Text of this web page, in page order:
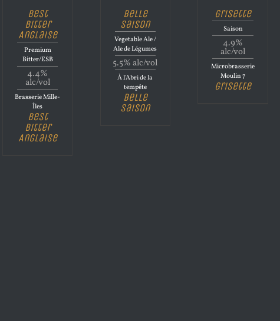
Best
Bitter
Anglaise
Premium
Bitter/ESB
4.4%
alc/vol
Brasserie Mille-
Îles
Best
Bitter
Anglaise
Belle
Saison
Vegetable Ale /
Ale de Légumes
5.5% alc/vol
À l'Abri de la
tempête
Belle
Saison
Grisette
Saison
4.9%
alc/vol
Microbrasserie
Moulin 7
Grisette